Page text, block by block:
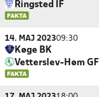
Ringsted IF
14. MAJ 202309:30
Køge BK
Vetterslev-Høm GF